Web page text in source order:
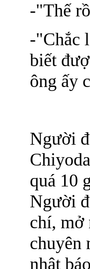
-"Thế
-"Chắc
biết
ông ấy
Người
quá 10
Người
chí, mở
chuyên
nhật